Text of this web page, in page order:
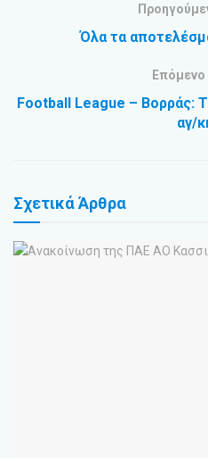
Όλα τα
Football League – Βoρράς:
αγ/
ΣχετικάΆρθρα